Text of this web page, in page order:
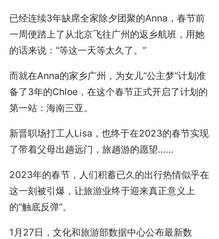
已经连续3年缺席全家除夕团聚的Anna，春节前
一周便踏上了从北京飞往广州的返乡航班，用她
的话来说：“等这一天等太久了。”
而就在Anna的家乡广州，为女儿“公主梦“计划准
备了3年的Chloe，在这个春节正式开启了计划的
第一站：海南三亚。
新晋职场打工人Lisa，也终于在2023的春节实现
了带着父母出趟远门，旅趟游的愿望……
2023年的春节，人们积蓄已久的出行热情似乎在
这一刻被引爆，让旅游业终于迎来真正意义上
的“触底反弹”。
1月27日，文化和旅游部数据中心公布最新数